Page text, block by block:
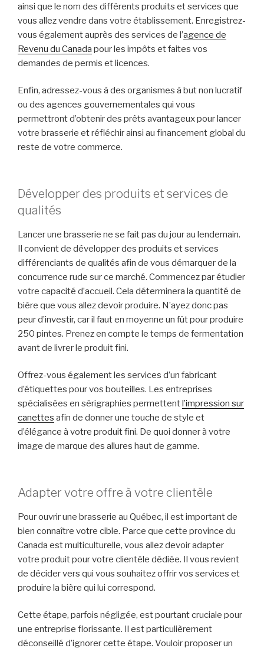
ainsi que le nom des différents produits et services que
vous allez vendre dans votre établissement. Enregistrez-
vous également auprès des services de l’agence de
Revenu du Canada pour les impôts et faites vos
demandes de permis et licences.
Enfin, adressez-vous à des organismes à but non lucratif
ou des agences gouvernementales qui vous
permettront d’obtenir des prêts avantageux pour lancer
votre brasserie et réfléchir ainsi au financement global du
reste de votre commerce.
Développer des produits et services de
qualités
Lancer une brasserie ne se fait pas du jour au lendemain.
Il convient de développer des produits et services
différenciants de qualités afin de vous démarquer de la
concurrence rude sur ce marché. Commencez par étudier
votre capacité d’accueil. Cela déterminera la quantité de
bière que vous allez devoir produire. N’ayez donc pas
peur d’investir, car il faut en moyenne un fût pour produire
250 pintes. Prenez en compte le temps de fermentation
avant de livrer le produit fini.
Offrez-vous également les services d’un fabricant
d’étiquettes pour vos bouteilles. Les entreprises
spécialisées en sérigraphies permettentl’impression sur
canettes afin de donner une touche de style et
d’élégance à votre produit fini. De quoi donner à votre
image de marque des allures haut de gamme.
Adapter votre offre à votre clientèle
Pour ouvrir une brasserie au Québec, il est important de
bien connaître votre cible. Parce que cette province du
Canada est multiculturelle, vous allez devoir adapter
votre produit pour votre clientèle dédiée. Il vous revient
de décider vers qui vous souhaitez offrir vos services et
produire la bière qui lui correspond.
Cette étape, parfois négligée, est pourtant cruciale pour
une entreprise florissante. Il est particulièrement
déconseillé d’ignorer cette étape. Vouloir proposer un